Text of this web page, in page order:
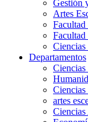
Gestión
Artes
Ciencias
Departamentos
Ciencias
Ciencias
artes